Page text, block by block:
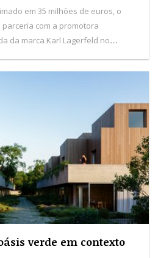
em 35 milhões de euros, o
com a promotora
da marca Karl Lagerfeld no
verde em contexto